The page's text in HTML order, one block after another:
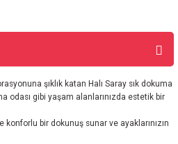
şıklık katan Halı Saray sık dokuma
odası gibi yaşam alanlarınızda estetik bir
bir dokunuş sunar ve ayaklarınızın